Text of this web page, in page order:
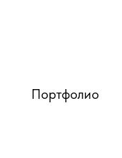
Портфолио